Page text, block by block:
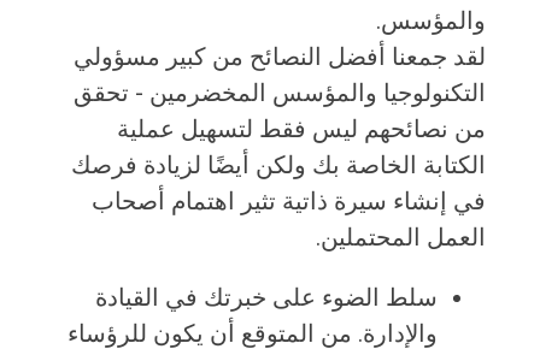
والمؤسس.
لقد جمعنا أفضل النصائح من كبير مسؤولي
التكنولوجيا والمؤسس المخضرمين - تحقق
من نصائحهم ليس فقط لتسهيل عملية
الكتابة الخاصة بك ولكن أيضًا لزيادة فرصك
في إنشاء سيرة ذاتية تثير اهتمام أصحاب
العمل المحتملين.
سلط الضوء على خبرتك في القيادة
والإدارة. من المتوقع أن يكون للرؤساء